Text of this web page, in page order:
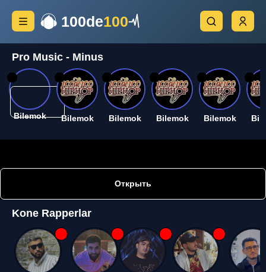
100de100
Pro Music - Minus
Bilemok Bilemok Bilemok Bilemok Bilemok
Открыть
Kone Rapperlar